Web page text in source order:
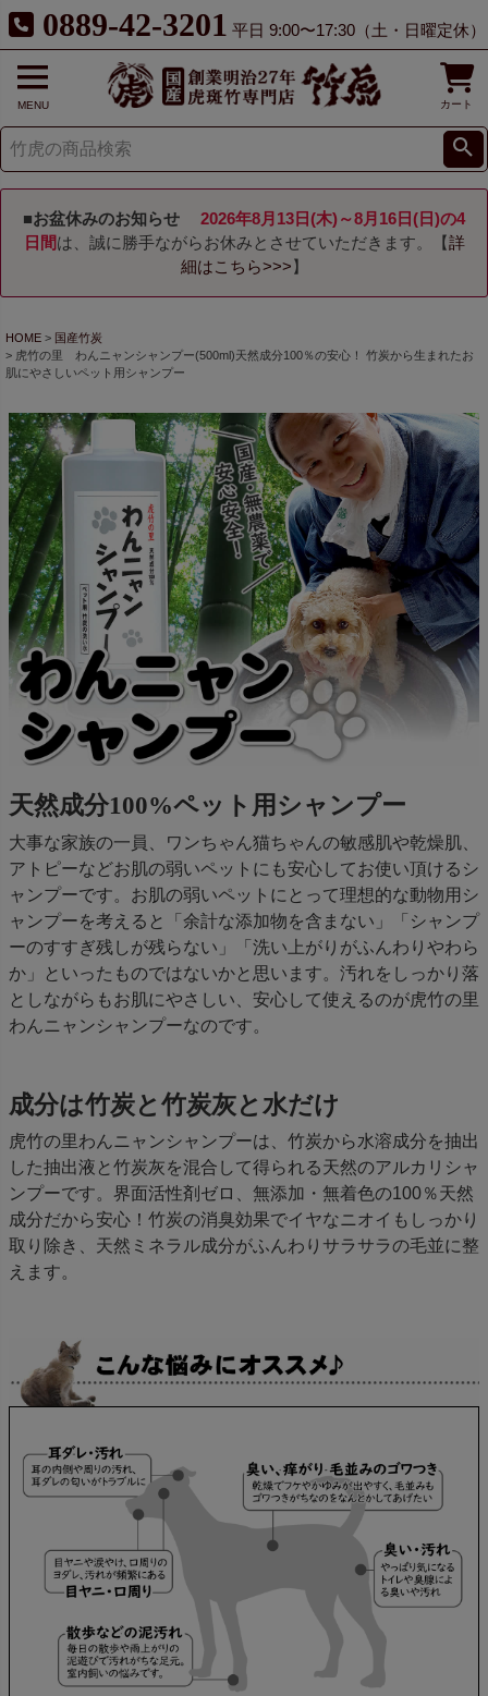
0889-42-3201 平日 9:00〜17:30（土・日曜定休）
MENU カート
■お盆休みのお知らせ
2026年8月13日(木)～8月16日(日)の4
日間は、誠に勝手ながらお休みとさせていただきます。【詳
細はこちら>>> 】
HOME
国産竹炭
虎竹の里 わんニャンシャンプー(500ml)天然成分100％の安心！ 竹炭から生まれたお
肌にやさしいペット用シャンプー
天然成分100%ペット用シャンプー
大事な家族の一員、ワンちゃん猫ちゃんの敏感肌や乾燥肌、
アトピーなどお肌の弱いペットにも安心してお使い頂けるシ
ャンプーです。お肌の弱いペットにとって理想的な動物用シ
ャンプーを考えると「余計な添加物を含まない」「シャンプ
ーのすすぎ残しが残らない」「洗い上がりがふんわりやわら
か」といったものではないかと思います。汚れをしっかり落
としながらもお肌にやさしい、安心して使えるのが虎竹の里
わんニャンシャンプーなのです。
成分は竹炭と竹炭灰と水だけ
虎竹の里わんニャンシャンプーは、竹炭から水溶成分を抽出
した抽出液と竹炭灰を混合して得られる天然のアルカリシャ
ンプーです。界面活性剤ゼロ、無添加・無着色の100％天然
成分だから安心！竹炭の消臭効果でイヤなニオイもしっかり
取り除き、天然ミネラル成分がふんわりサラサラの毛並に整
えます。